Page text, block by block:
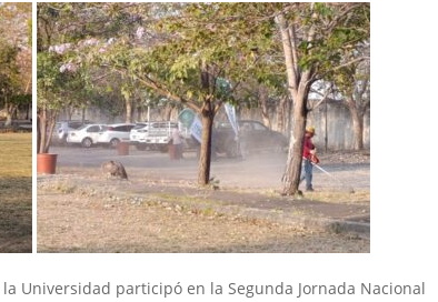
Universidad participó en la Segunda Jornada Nacional